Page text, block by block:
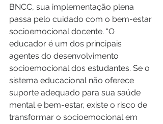
BNCC, sua implementação plena
passa pelo cuidado com o bem-estar
socioemocional docente. “O
educador é um dos principais
agentes do desenvolvimento
socioemocional dos estudantes. Se o
sistema educacional não oferece
suporte adequado para sua saúde
mental e bem-estar, existe o risco de
transformar o socioemocional em